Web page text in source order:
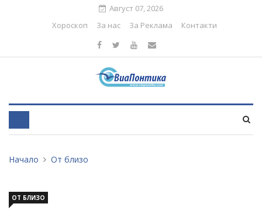
Август 07, 2026
Хороскоп
За нас За Реклама Контакти
Начало От близо
ОТ БЛИЗО